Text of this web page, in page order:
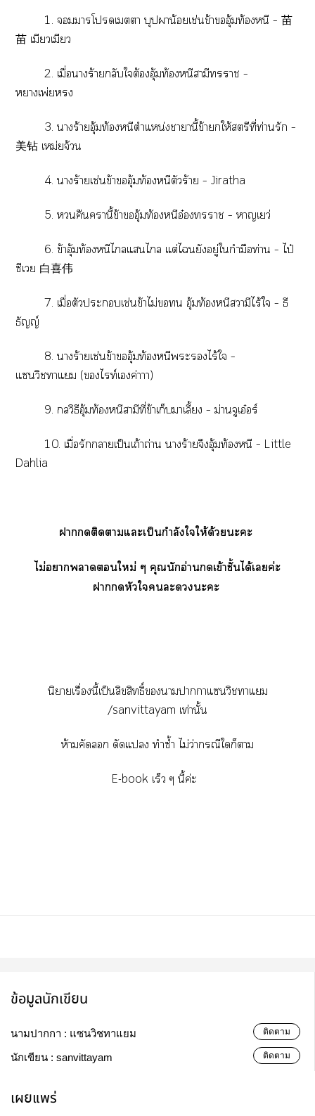
1. าโเา บุปาน้อยเช่นข้าอุ้มท้องหนี – 苗
苗 เมียวเมียว
2. เมื่อาร้ายกลับใต้องอุ้มท้องหนีสามีา –
หาเพ่ยง
3. าร้ายอุ้มท้องหนีตำแหน่งาานี้ข้าให้สตรีที่ท่านรัก –
美钻 เหม่ยจ้
4. าร้ายเช่นข้าอุ้มท้องหนีตัวร้าย – Jiratha
5. คืนานี้ข้าอุ้มท้องหนีอ๋องา – าเว่
6. ข้าอุ้มท้องหนีไแไ แต่ไยังอยู่ใกำมือท่าน – ไป๋
ซีเวย 白喜伟
7. เมื่อตัวะเช่นข้าไม่ อุ้มท้องหนีสวามีไร้ใ – ธี
ธัญญ์
8. าร้ายเช่นข้าอุ้มท้องหนีะไร้ใ –
แนวิชาแ (ไท์เค่าาา)
9. วิธีอุ้มท้องหนีสามีที่ข้าเก็บมาเลี้ – ม่านจูเอ๋อร์
10. เมื่อรักาเป็นเถ้าถ่าน าร้ายจึงอุ้มท้องหนี – Little
Dahlia
าติดาแะเป็นกำลังใให้ด้วยะะ
ไม่าาใหม่ ๆ คุณนักอ่านเข้าชั้นได้เค่ะ
าหัวใะะะ
นิยายเรื่องนี้เป็นลิขสิทธิ์าาาแนวิชาแ
/sanvittayam เท่านั้น
ห้ามคัด ดัดแ ทำซ้ำ ไม่ว่ากรณีใก็า
E-book เร็ว ๆ นี้ค่ะ
ข้อมูลนักเขียน
นามปากกา : แซนวิชทาแยม ติดตาม
นักเขียน : sanvittayam ติดตาม
เผยแพร่